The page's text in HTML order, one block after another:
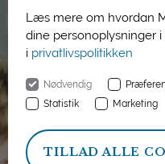
Læs mere om hvordan
dine personoplysninger
i privatlivspolitikken
Nødvendig
Statistik
Marketing
TILLAD ALLE